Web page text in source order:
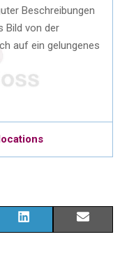
Beschreibungen
Bild von der
auf ein gelungenes